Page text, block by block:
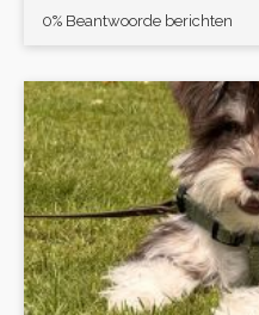
0% Beantwoorde berichten